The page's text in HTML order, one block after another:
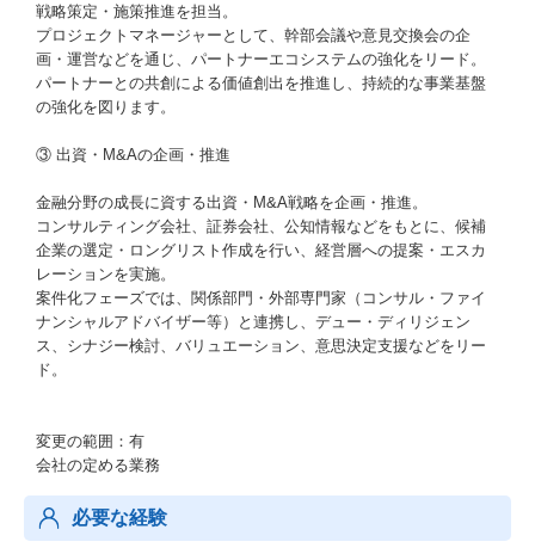
戦略策定・施策推進を担当。
プロジェクトマネージャーとして、幹部会議や意見交換会の企
画・運営などを通じ、パートナーエコシステムの強化をリード。
パートナーとの共創による価値創出を推進し、持続的な事業基盤
の強化を図ります。
③ 出資・M&Aの企画・推進
金融分野の成長に資する出資・M&A戦略を企画・推進。
コンサルティング会社、証券会社、公知情報などをもとに、候補
企業の選定・ロングリスト作成を行い、経営層への提案・エスカ
レーションを実施。
案件化フェーズでは、関係部門・外部専門家（コンサル・ファイ
ナンシャルアドバイザー等）と連携し、デュー・ディリジェン
ス、シナジー検討、バリュエーション、意思決定支援などをリー
ド。
変更の範囲：有
会社の定める業務
必要な経験